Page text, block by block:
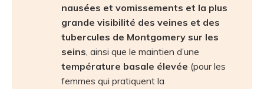
nausées et vomissements et la plus
grande visibilité des veines et des
tubercules de Montgomery sur les
seins, ainsi que le maintien d’une
température basale élevée (pour les
femmes qui pratiquent la